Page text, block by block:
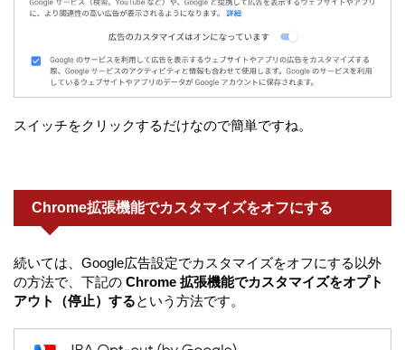
スイッチをクリックするだけなので簡単ですね。
Chrome拡張機能でカスタマイズをオフにする
続いては、Google広告設定でカスタマイズをオフにする以外
の方法で、下記の Chrome 拡張機能でカスタマイズをオプト
アウト（停止）するという方法です。